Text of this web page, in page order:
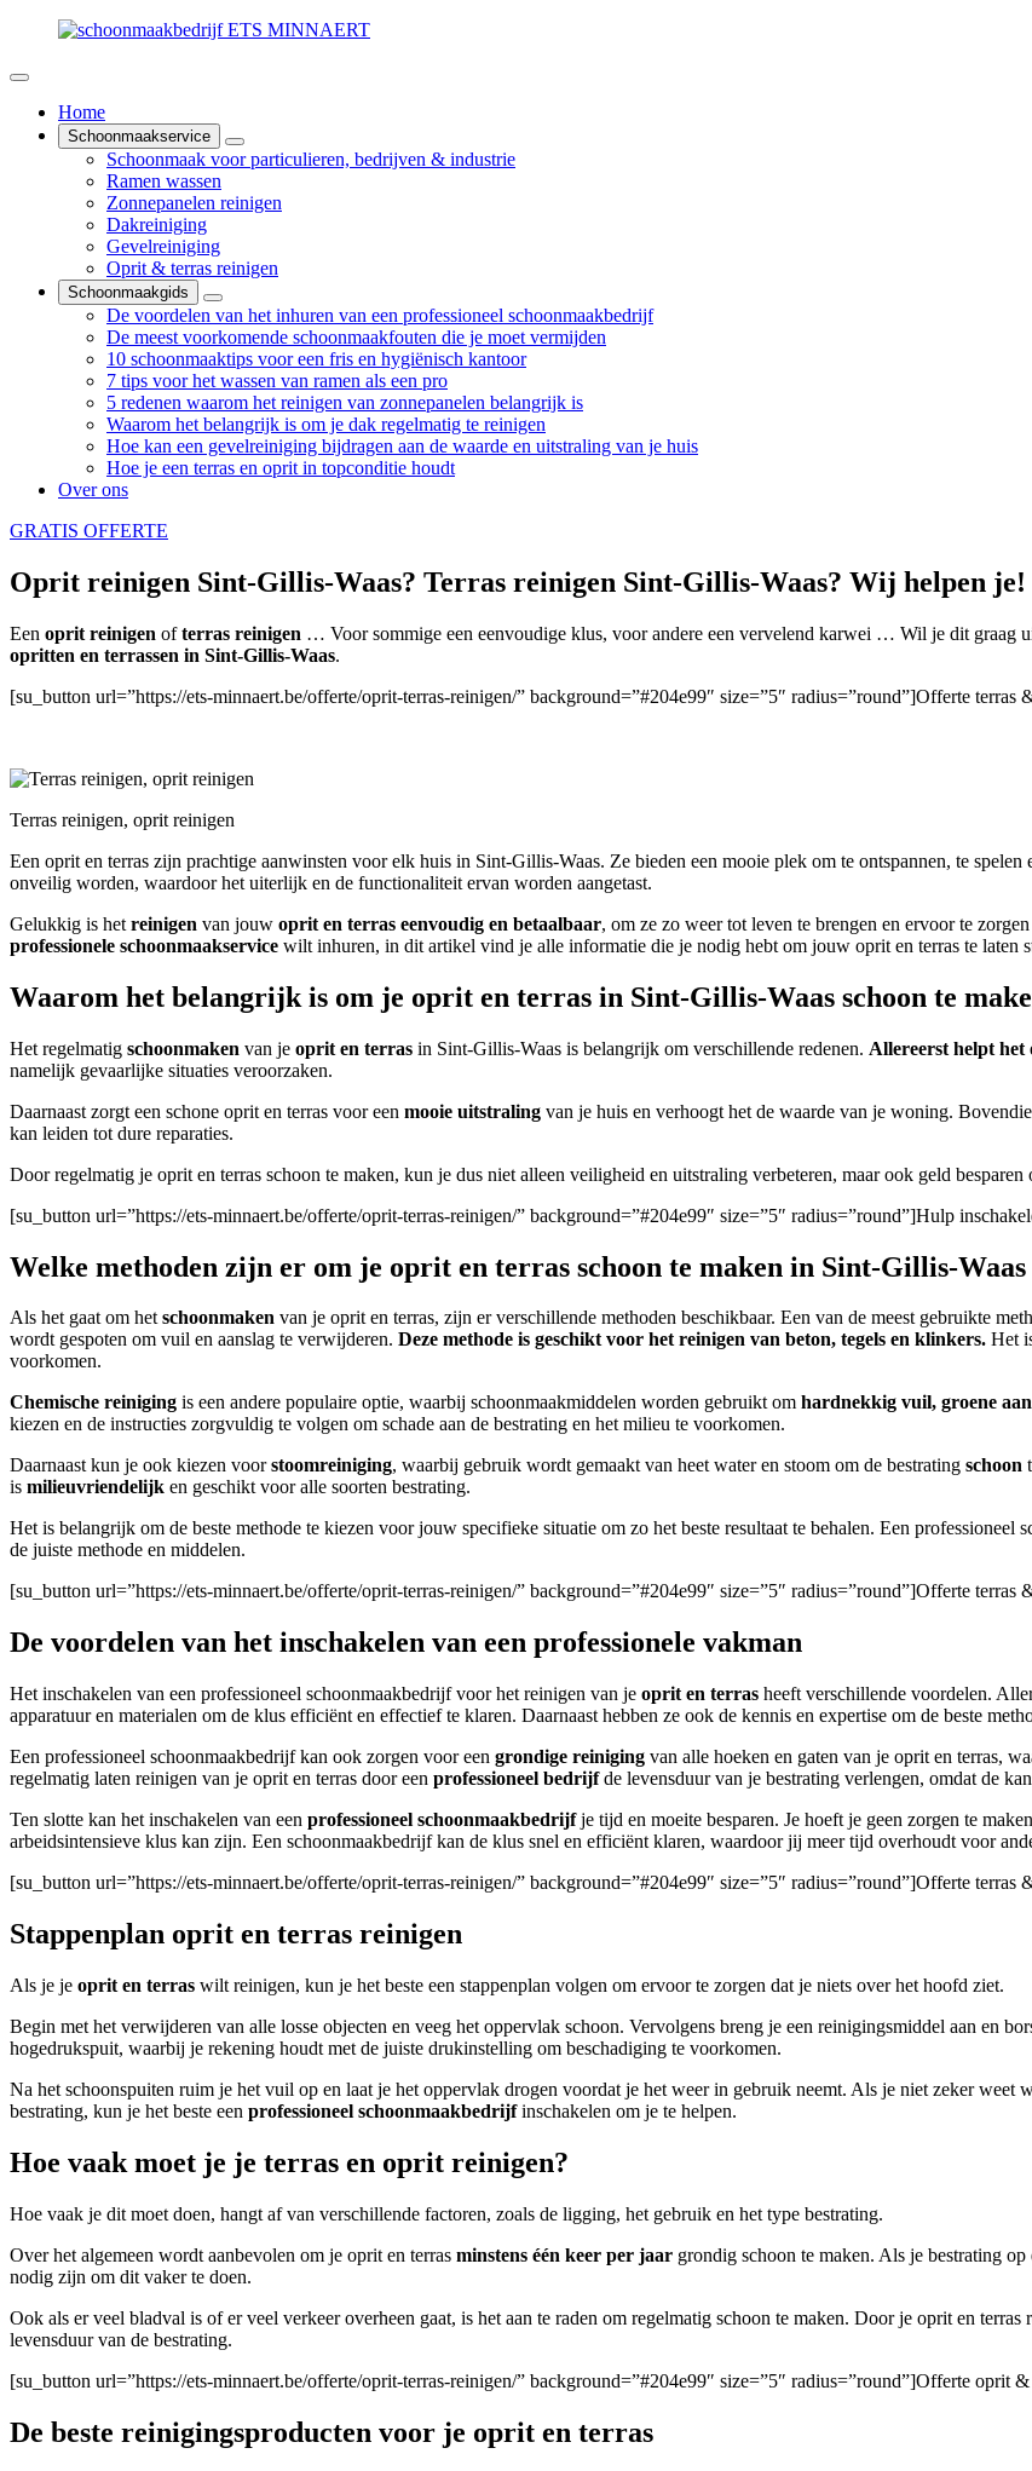
Home
Schoonmaakservice
Schoonmaak voor particulieren, bedrijven & industrie
Ramen wassen
Zonnepanelen reinigen
Dakreiniging
Gevelreiniging
Oprit & terras reinigen
Schoonmaakgids
De voordelen van het inhuren van een professioneel schoonmaakbedrijf
De meest voorkomende schoonmaakfouten die je moet vermijden
10 schoonmaaktips voor een fris en hygiënisch kantoor
7 tips voor het wassen van ramen als een pro
5 redenen waarom het reinigen van zonnepanelen belangrijk is
Waarom het belangrijk is om je dak regelmatig te reinigen
Hoe kan een gevelreiniging bijdragen aan de waarde en uitstraling van je huis
Hoe je een terras en oprit in topconditie houdt
Over ons
GRATIS OFFERTE
Oprit reinigen Sint-Gillis-Waas? Terras reinigen Sint-Gillis-Waas? Wij helpen je!
Een oprit reinigen ofterras reinigen … Voor sommige een eenvoudige klus, voor andere een vervelend karwei … Wil je dit graag
opritten en terrassen in Sint-Gillis-Waas.
[su_button url=”https://ets-minnaert.be/offerte/oprit-terras-reinigen/” background=”#204e99″ size=”5″ radius=”round”]Offerte
Terras reinigen, oprit reinigen
Een oprit en terras zijn prachtige aanwinsten voor elk huis in Sint-Gillis-Waas. Ze bieden een mooie plek om te ontspannen, te
onveilig worden, waardoor het uiterlijk en de functionaliteit ervan worden aangetast.
Gelukkig is het reinigen van jouw oprit en terras eenvoudig en betaalbaar, om ze zo weer tot leven te brengen en ervoor te
professionele schoonmaakservice wilt inhuren, in dit artikel vind je alle informatie die je nodig hebt om jouw oprit en terras te laten
Waarom het belangrijk is om je oprit en terras in Sint-Gillis-Waas schoon te
Het regelmatig schoonmaken van je oprit en terras in Sint-Gillis-Waas is belangrijk om verschillende redenen. Allereerst helpt het
namelijk gevaarlijke situaties veroorzaken.
Daarnaast zorgt een schone oprit en terras voor een mooie uitstraling van je huis en verhoogt het de waarde van je woning.
kan leiden tot dure reparaties.
Door regelmatig je oprit en terras schoon te maken, kun je dus niet alleen veiligheid en uitstraling verbeteren, maar ook geld besparen
[su_button url=”https://ets-minnaert.be/offerte/oprit-terras-reinigen/” background=”#204e99″ size=”5″ radius=”round”]Hulp
Welke methoden zijn er om je oprit en terras schoon te maken in Sint-Gillis-Waas
Als het gaat om hetschoonmaken van je oprit en terras, zijn er verschillende methoden beschikbaar. Een van de meest gebruikte
wordt gespoten om vuil en aanslag te verwijderen. Deze methode is geschikt voor het reinigen van beton, tegels en klinkers. Het
voorkomen.
Chemische reiniging is een andere populaire optie, waarbij schoonmaakmiddelen worden gebruikt om hardnekkig vuil, groene
kiezen en de instructies zorgvuldig te volgen om schade aan de bestrating en het milieu te voorkomen.
Daarnaast kun je ook kiezen voorstoomreiniging, waarbij gebruik wordt gemaakt van heet water en stoom om de bestrating schoon
is milieuvriendelijk en geschikt voor alle soorten bestrating.
Het is belangrijk om de beste methode te kiezen voor jouw specifieke situatie om zo het beste resultaat te behalen. Een
de juiste methode en middelen.
[su_button url=”https://ets-minnaert.be/offerte/oprit-terras-reinigen/” background=”#204e99″ size=”5″ radius=”round”]Offerte
De voordelen van het inschakelen van een professionele vakman
Het inschakelen van een professioneel schoonmaakbedrijf voor het reinigen van je oprit en terras heeft verschillende voordelen.
apparatuur en materialen om de klus efficiënt en effectief te klaren. Daarnaast hebben ze ook de kennis en expertise om de beste
Een professioneel schoonmaakbedrijf kan ook zorgen voor een grondige reiniging van alle hoeken en gaten van je oprit en terras,
regelmatig laten reinigen van je oprit en terras door een professioneel bedrijfde levensduur van je bestrating verlengen, omdat de
Ten slotte kan het inschakelen van een professioneel schoonmaakbedrijfje tijd en moeite besparen. Je hoeft je geen zorgen te
arbeidsintensieve klus kan zijn. Een schoonmaakbedrijf kan de klus snel en efficiënt klaren, waardoor jij meer tijd overhoudt voor
[su_button url=”https://ets-minnaert.be/offerte/oprit-terras-reinigen/” background=”#204e99″ size=”5″ radius=”round”]Offerte
Stappenplan oprit en terras reinigen
Als je je oprit en terras wilt reinigen, kun je het beste een stappenplan volgen om ervoor te zorgen dat je niets over het hoofd ziet.
Begin met het verwijderen van alle losse objecten en veeg het oppervlak schoon. Vervolgens breng je een reinigingsmiddel aan en
hogedrukspuit, waarbij je rekening houdt met de juiste drukinstelling om beschadiging te voorkomen.
Na het schoonspuiten ruim je het vuil op en laat je het oppervlak drogen voordat je het weer in gebruik neemt. Als je niet zeker
bestrating, kun je het beste een professioneel schoonmaakbedrijfinschakelen om je te helpen.
Hoe vaak moet je je terras en oprit reinigen?
Hoe vaak je dit moet doen, hangt af van verschillende factoren, zoals de ligging, het gebruik en het type bestrating.
Over het algemeen wordt aanbevolen om je oprit en terras minstens één keer per jaar grondig schoon te maken. Als je bestrating
nodig zijn om dit vaker te doen.
Ook als er veel bladval is of er veel verkeer overheen gaat, is het aan te raden om regelmatig schoon te maken. Door je oprit en
levensduur van de bestrating.
[su_button url=”https://ets-minnaert.be/offerte/oprit-terras-reinigen/” background=”#204e99″ size=”5″ radius=”round”]Offerte oprit
De beste reinigingsproducten voor je oprit en terras